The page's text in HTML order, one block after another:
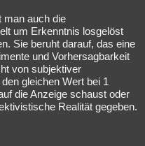
man auch die
um Erkenntnis losgelöst
Sie beruht darauf, das eine
und Vorhersagbarkeit
von subjektiver
gleichen Wert bei 1
die Anzeige schaust oder
Realität gegeben.